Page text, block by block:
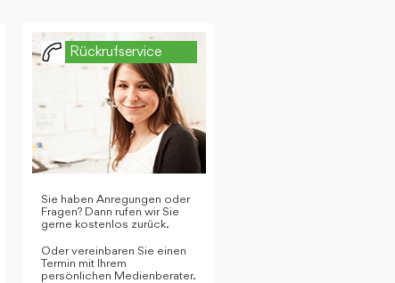
Rückrufservice
Sie haben Anregungen oder
Fragen? Dann rufen wir Sie
gerne kostenlos zurück.
Oder vereinbaren Sie einen
Termin mit Ihrem
persönlichen Medienberater.